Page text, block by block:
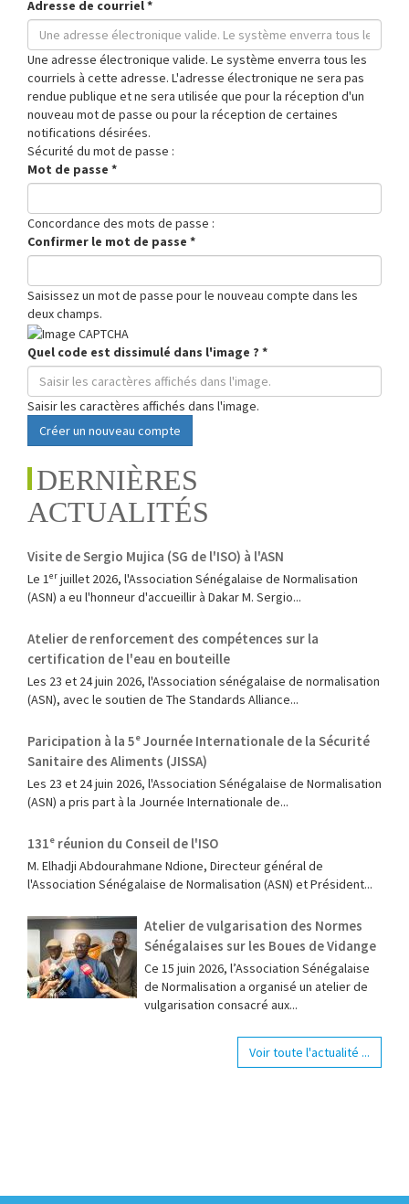
Adresse de courriel*
Une adresse électronique valide. Le système enverra tous les
courriels à cette adresse. L'adresse électronique ne sera pas
rendue publique et ne sera utilisée que pour la réception d'un
nouveau mot de passe ou pour la réception de certaines
notifications désirées.
Sécurité du mot de passe :
Mot de passe *
Concordance des mots de passe :
Confirmer le mot de passe *
Saisissez un mot de passe pour le nouveau compte dans les
deux champs.
Quel code est dissimulé dans l'image ? *
Saisir les caractères affichés dans l'image.
Créer un nouveau compte
DERNIÈRES
ACTUALITÉS
Visite de Sergio Mujica (SG de l'ISO) à l'ASN
Le 1ᵉʳ juillet 2026, l'Association Sénégalaise de Normalisation
(ASN) a eu l'honneur d'accueillir à Dakar M. Sergio...
Atelier de renforcement des compétences sur la
certification de l'eau en bouteille
Les 23 et 24 juin 2026, l'Association sénégalaise de normalisation
(ASN), avec le soutien de The Standards Alliance...
Paricipation à la 5ᵉ Journée Internationale de la Sécurité
Sanitaire des Aliments (JISSA)
‎Les 23 et 24 juin 2026, l'Association Sénégalaise de Normalisation
(ASN) a pris part à la Journée Internationale de...
131ᵉ réunion du Conseil de l'ISO
M. Elhadji Abdourahmane Ndione, Directeur général de
l'Association Sénégalaise de Normalisation (ASN) et Président...
Atelier de vulgarisation des Normes
Sénégalaises sur les Boues de Vidange
Ce 15 juin 2026, l’Association Sénégalaise
de Normalisation a organisé un atelier de
vulgarisation consacré aux...
Voir toute l'actualité ...